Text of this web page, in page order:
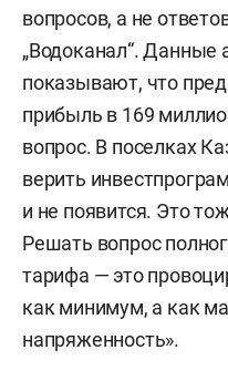
вопросов, а не
„Водоканал“. Данные
показывают, что
прибыль в 169
вопрос. В поселках
верить
и не появится. Это
Решать вопрос
тарифа — это
как минимум, а как
напряженность».